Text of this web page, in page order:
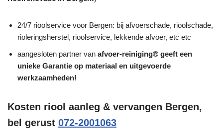
24/7 rioolservice voor Bergen: bij afvoerschade, rioolschade,
rioleringsherstel, rioolservice, lekkende afvoer, etc etc
aangesloten partner van afvoer-reiniging® geeft een
unieke Garantie op materiaal en uitgevoerde
werkzaamheden!
Kosten riool aanleg & vervangen Bergen,
bel gerust 072-2001063